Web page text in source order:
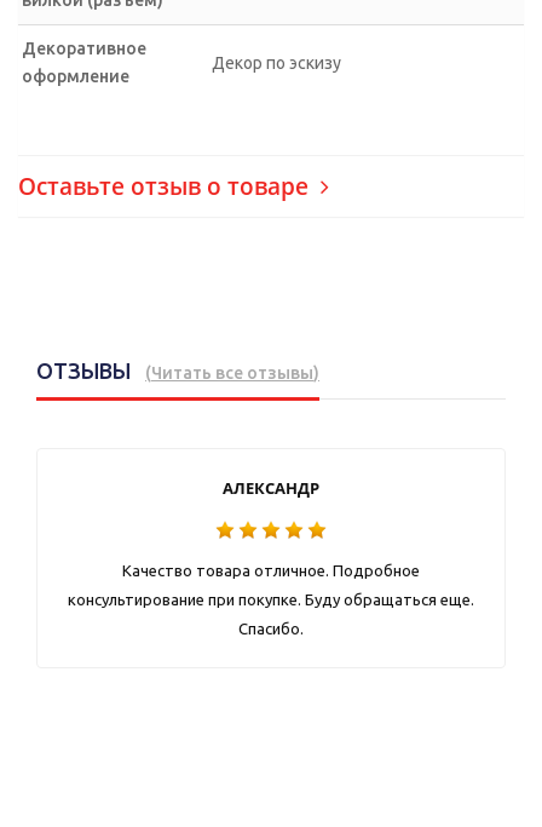
Декоративное
оформление
Декор по эскизу
Оставьте отзыв о товаре
ОТЗЫВЫ (Читать все отзывы)
АЛЕКСАНДР
Качество товара отличное. Подробное
консультирование при покупке. Буду обращаться еще.
Спасибо.